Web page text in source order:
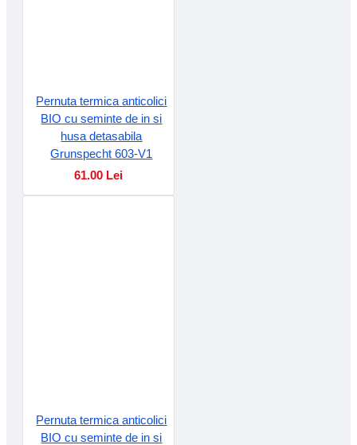
Pernuta termica anticolici
BIO cu seminte de in si
husa detasabila
Grunspecht 603-V1
61.00 Lei
Pernuta termica anticolici
BIO cu seminte de in si